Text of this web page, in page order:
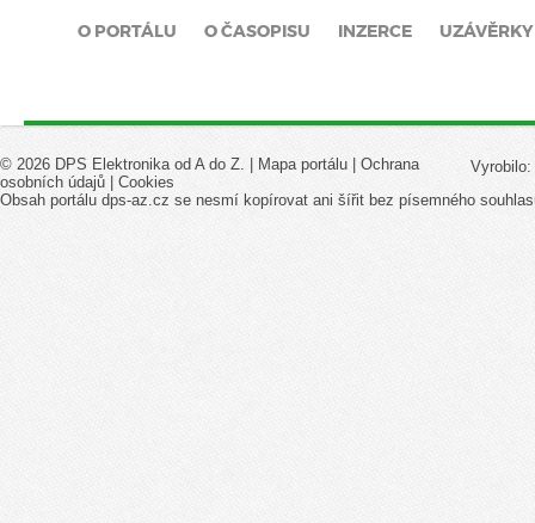
O PORTÁLU O ČASOPISU INZERCE UZÁVĚRKY
Vyrobilo:
© 2026 DPS Elektronika od A do Z. | Mapa portálu
Ochrana
osobních údajů
Cookies
Obsah portálu dps-az.cz se nesmí kopírovat ani šířit bez písemného